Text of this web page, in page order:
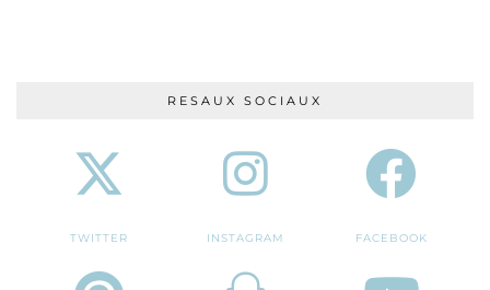
RESAUX SOCIAUX
TWITTER INSTAGRAM FACEBOOK